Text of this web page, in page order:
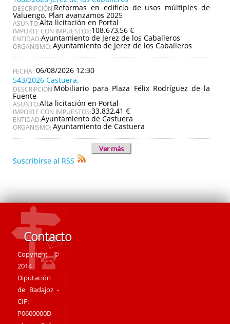
DESCRIPCIÓN:Reformas en edificio de usos múltiples de
Valuengo. Plan avanzamos 2025
ASUNTO:Alta licitación en Portal
IMPORTE CON IMPUESTOS:108.673,56 €
ENTIDAD:Ayuntamiento de Jerez de los Caballeros
ORGANISMO: Ayuntamiento de Jerez de los Caballeros
06/08/2026 12:30
543/2026 Castuera.
DESCRIPCIÓN:Mobiliario para Plaza Félix Rodríguez de la
Fuente
ASUNTO:Alta licitación en Portal
IMPORTE CON IMPUESTOS:33.832,41 €
ENTIDAD:Ayuntamiento de Castuera
ORGANISMO: Ayuntamiento de Castuera
Ver más
Suscribirse al RSS
Contacto
Copyright ©
2014
Diputación
de Badajoz -
CIF:
P0600000D